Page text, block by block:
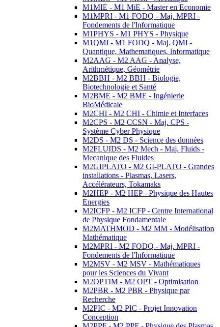
M1MIE - M1 MiE - Master en Economie
M1MPRI - M1 FODQ - Maj. MPRI -
Fondements de l'Informatique
M1PHYS - M1 PHYS - Physique
M1QMI - M1 FODQ - Maj. QMI -
Quantique, Mathematiques, Informatique
M2AAG - M2 AAG - Analyse,
Arithmétique, Géométrie
M2BBH - M2 BBH - Biologie,
Biotechnologie et Santé
M2BME - M2 BME - Ingénierie
BioMédicale
M2CHI - M2 CHI - Chimie et Interfaces
M2CPS - M2 CCSN - Maj. CPS -
Système Cyber Physique
M2DS - M2 DS - Science des données
M2FLUIDS - M2 Mech - Maj. Fluids -
Mecanique des Fluides
M2GIPLATO - M2 GI-PLATO - Grandes
installations - Plasmas, Lasers,
Accélérateurs, Tokamaks
M2HEP - M2 HEP - Physique des Hautes
Energies
M2ICFP - M2 ICFP - Centre International
de Physique Fondamentale
M2MATHMOD - M2 MM - Modélisation
Mathématique
M2MPRI - M2 FODQ - Maj. MPRI -
Fondements de l'Informatique
M2MSV - M2 MSV - Mathématiques
pour les Sciences du Vivant
M2OPTIM - M2 OPT - Optimisation
M2PBR - M2 PBR - Physique par
Recherche
M2PIC - M2 PIC - Projet Innovation
Conception